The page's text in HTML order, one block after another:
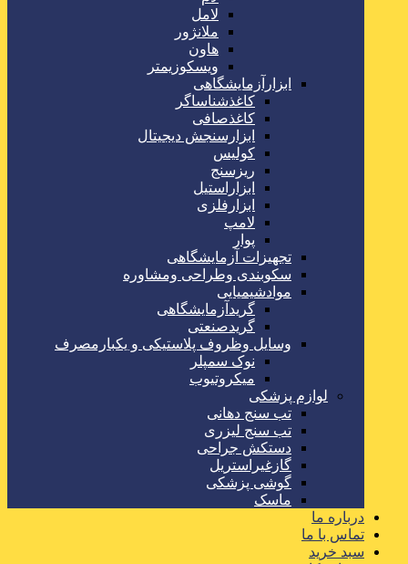
لامل
ملانژور
هاون
ویسکوزیمتر
ابزارآزمایشگاهی
کاغذشناساگر
کاغذصافی
ابزارسنجش دیجیتال
کولیس
ریزسنج
ابزاراستیل
ابزارفلزی
لامپ
پوار
تجهیزات آزمایشگاهی
سکوبندی وطراحی ومشاوره
موادشیمیایی
گریدآزمایشگاهی
گریدصنعتی
وسایل وظروف پلاستیکی و یکبارمصرف
نوک سمپلر
میکروتیوب
لوازم پزشکی
تب سنج دهانی
تب سنج لیزری
دستکش جراحی
گازغیراستریل
گوشی پزشکی
ماسک
درباره ما
تماس با ما
سبد خرید